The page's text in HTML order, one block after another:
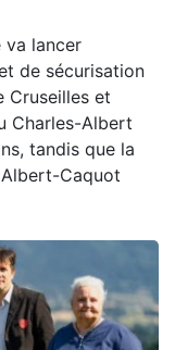
va lancer
de sécurisation
Cruseilles et
Charles-Albert
tandis que la
Caquot